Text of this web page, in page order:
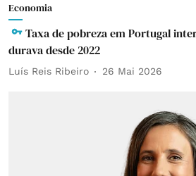
Economia
Taxa de pobreza em Portugal
durava desde 2022
Luís Reis Ribeiro 26 Mai 2026